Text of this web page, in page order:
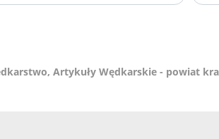
Artykuły Wędkarskie - powiat